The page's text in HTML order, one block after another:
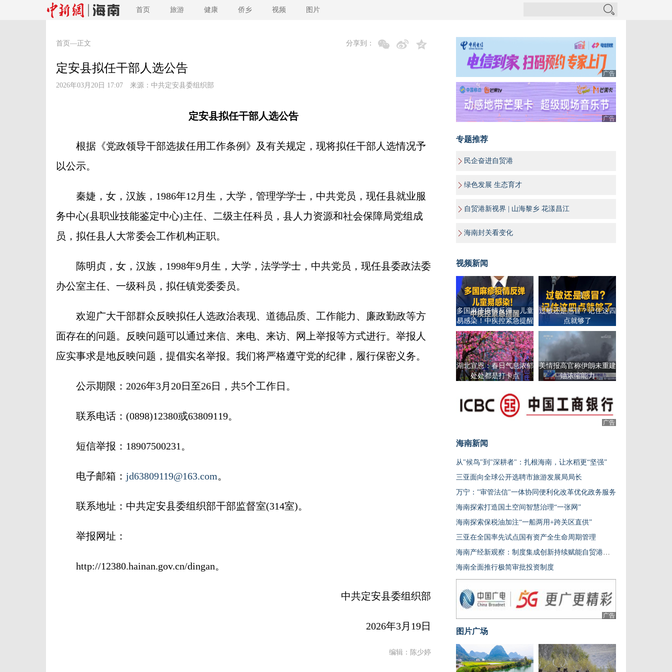
首页 旅游 健康 侨乡 视频 图片
首页 —正文 分享到：
定安县拟任干部人选公告
2026年03月20日 17:07 来源： 中共定安县委组织部
定安县拟任干部人选公告
根据《党政领导干部选拔任用工作条例》及有关规定，现将拟任干部人选情况予
以公示。
秦婕，女，汉族，1986年12月生，大学，管理学学士，中共党员，现任县就业服
务中心(县职业技能鉴定中心)主任、二级主任科员，县人力资源和社会保障局党组成
员，拟任县人大常委会工作机构正职。
陈明贞，女，汉族，1998年9月生，大学，法学学士，中共党员，现任县委政法委
办公室主任、一级科员，拟任镇党委委员。
欢迎广大干部群众反映拟任人选政治表现、道德品质、工作能力、廉政勤政等方
面存在的问题。反映问题可以通过来信、来电、来访、网上举报等方式进行。举报人
应实事求是地反映问题，提倡实名举报。我们将严格遵守党的纪律，履行保密义务。
公示期限：2026年3月20日至26日，共5个工作日。
联系电话：(0898)12380或63809119。
短信举报：18907500231。
电子邮箱： jd63809119@163.com。
联系地址：中共定安县委组织部干部监督室(314室)。
举报网址：
http://12380.hainan.gov.cn/dingan。
中共定安县委组织部
2026年3月19日
编辑：陈少婷
广告
广告
专题推荐
民企奋进自贸港
绿色发展 生态育才
自贸港新视界 | 山海黎乡 花漾昌江
海南封关看变化
视频新闻
多国麻疹疫情反弹，儿童
易感染！中疾控紧急提醒
过敏还是感冒？记住这四
点就够了
湖北宣恩：春日气息浓郁
处处都是打卡点
美情报高官称伊朗未重建
铀浓缩能力
广告
海南新闻
从"候鸟"到"深耕者"：扎根海南，让水稻更“坚强”
三亚面向全球公开选聘市旅游发展局局长
万宁："审管法信"一体协同便利化改革优化政务服务
海南探索打造国土空间智慧治理“一张网”
海南探索保税油加注“一船两用+跨关区直供”
三亚在全国率先试点国有资产全生命周期管理
海南产经新观察：制度集成创新持续赋能自贸港建设
海南全面推行极简审批投资制度
广告
图片广场